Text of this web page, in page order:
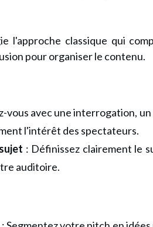
l'approche classique qui
pour organiser le contenu.
vous avec une interrogation,
l'intérêt des spectateurs.
: Définissez clairement le
auditoire.